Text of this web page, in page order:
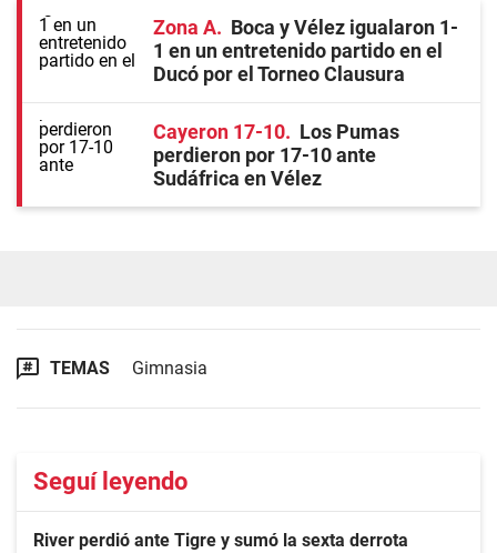
Zona A
Boca y Vélez igualaron 1-
1 en un entretenido partido en el
Ducó por el Torneo Clausura
Cayeron 17-10
Los Pumas
perdieron por 17-10 ante
Sudáfrica en Vélez
TEMAS Gimnasia
Seguí leyendo
River perdió ante Tigre y sumó la sexta derrota